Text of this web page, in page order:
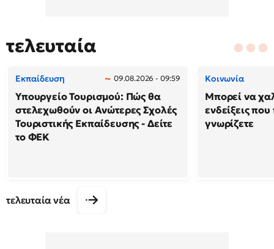
τελευταία
Εκπαίδευση 09.08.2026 - 09:59
Υπουργείο Τουρισμού: Πώς θα
στελεχωθούν οι Ανώτερες Σχολές
Τουριστικής Εκπαίδευσης - Δείτε
το ΦΕΚ
Κοινωνία
Μπορεί να
ενδείξεις
γνωρίζετε
τελευταία νέα